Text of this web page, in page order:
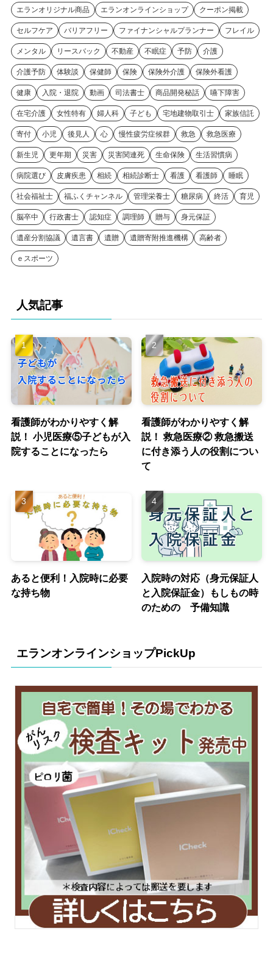
エランオリジナル商品 エランオンラインショップ クーポン掲載
セルフケア バリアフリー ファイナンシャルプランナー フレイル
メンタル リースバック 不動産 不眠症 予防 介護
介護予防 体験談 保健師 保険 保険外介護 保険外看護
健康 入院・退院 動画 司法書士 商品開発秘話 嚥下障害
在宅介護 女性特有 婦人科 子ども 宅地建物取引士 家族信託
寄付 小児 後見人 心 慢性疲労症候群 救急 救急医療
新生児 更年期 災害 災害関連死 生命保険 生活習慣病
病院選び 皮膚疾患 相続 相続診断士 看護 看護師 睡眠
社会福祉士 福ふくチャンネル 管理栄養士 糖尿病 終活 育児
脳卒中 行政書士 認知症 調理師 贈与 身元保証
遺産分割協議 遺言書 遺贈 遺贈寄附推進機構 高齢者
ｅスポーツ
人気記事
看護師がわかりやすく解
説！ 小児医療⑤子どもが入
院することになったら
看護師がわかりやすく解
説！ 救急医療② 救急搬送
に付き添う人の役割につい
て
あると便利！入院時に必要
な持ち物
入院時の対応（身元保証人
と入院保証金）もしもの時
のための 予備知識
エランオンラインショップPickUp